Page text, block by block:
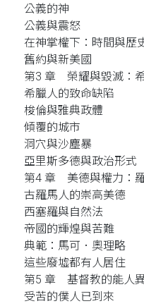
公義的神
公義與震怒
在神掌權下：時間與歷
舊約與新美國
第3 章 榮耀與毀滅：
希臘人的致命缺陷
梭倫與雅典政體
傾覆的城市
洞穴與沙塵暴
亞里斯多德與政治形式
第4 章 美德與權力：
古羅馬人的崇高美德
西塞羅與自然法
帝國的輝煌與苦難
典範：馬可．奧理略
這些廢墟都有人居住
第5 章 基督教的能人
受苦的僕人已到來